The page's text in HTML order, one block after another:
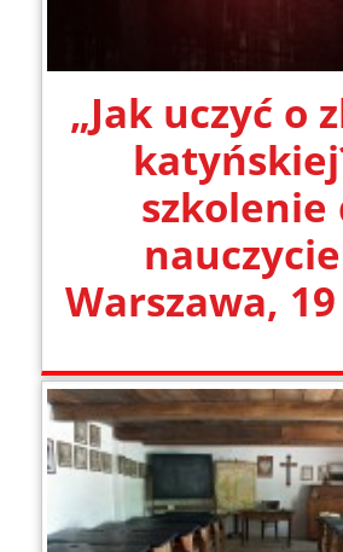
„Jak uczyć o
szkolenie
Warszawa,